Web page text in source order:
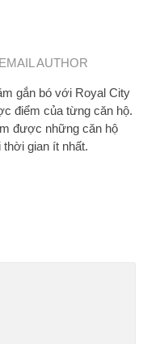
EMAIL AUTHOR
gắn bó với Royal City
điểm của từng căn hộ.
được những căn hộ
gian ít nhất.